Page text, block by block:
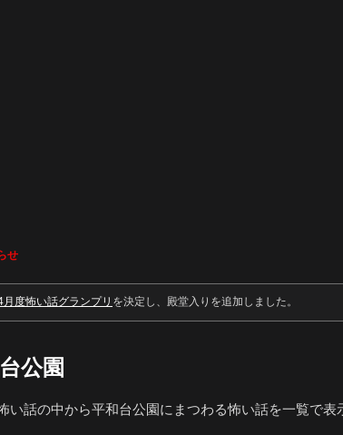
せ
月度怖い話グランプリ を決定し、殿堂入りを追加しました。
公園
い話の中から平和台公園にまつわる怖い話を一覧で表